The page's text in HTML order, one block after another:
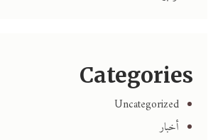
Categories
Uncategorized
أخبار